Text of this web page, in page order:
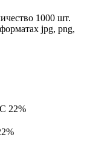
1000 шт.
jpg, png,
22%